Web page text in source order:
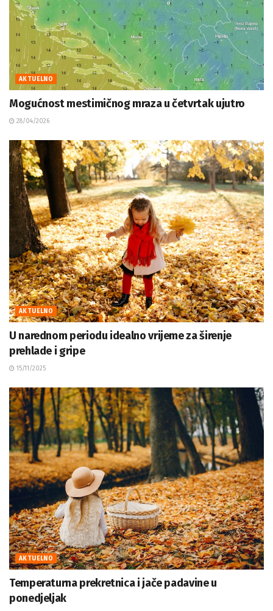
AKTUELNO
Mogućnost mestimičnog mraza u četvrtak ujutro
28/04/2026
AKTUELNO
U narednom periodu idealno vrijeme za širenje
prehlade i gripe
15/11/2025
AKTUELNO
Temperaturna prekretnica i jače padavine u
ponedjeljak